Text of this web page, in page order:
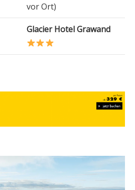
vor Ort)
Glacier Hotel Grawand